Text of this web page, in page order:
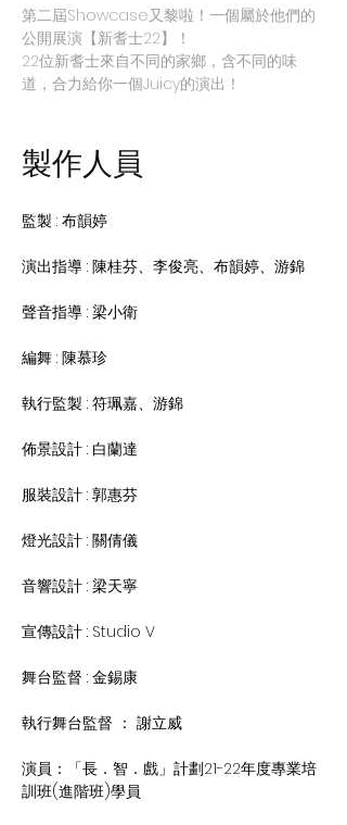
第二屆Showcase又黎啦！一個屬於他們的
公開展演【新耆士22】！
22位新耆士來自不同的家鄉，含不同的味
道，合力給你一個Juicy的演出！
製作人員
監製 : 布韻婷
演出指導 : 陳桂芬、李俊亮、布韻婷、游錦
聲音指導 : 梁小衛
編舞 : 陳慕珍
執行監製 : 符珮嘉、游錦
佈景設計 : 白蘭達
服裝設計 : 郭惠芬
燈光設計 : 關倩儀
音響設計 : 梁天寧
宣傳設計 : Studio V
舞台監督 : 金錫康
執行舞台監督 ： 謝立威
演員：「長．智．戲」計劃21-22年度專業培
訓班(進階班)學員